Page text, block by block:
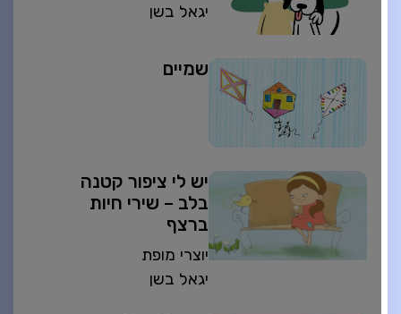
יגאל בשן
שמיים
יש לי ציפור קטנה
בלב – שירי חיות
ברצף
יוצרי מופת
יגאל בשן